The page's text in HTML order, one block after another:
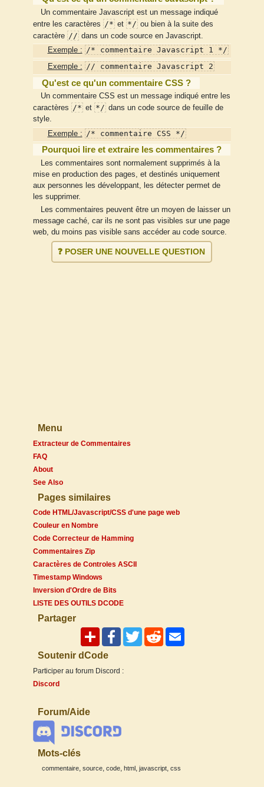
Un commentaire Javascript est un message indiqué
entre les caractères
/* et */ ou bien à la suite des
caractère // dans un code source en Javascript.
Exemple :
/* commentaire Javascript 1 */
Exemple : // commentaire Javascript 2
Qu'est ce qu'un commentaire CSS ?
Un commentaire CSS est un message indiqué entre les
caractères /* et */ dans un code source de feuille de
style.
Exemple :
/* commentaire CSS */
Pourquoi lire et extraire les commentaires ?
Les commentaires sont normalement supprimés à la
mise en production des pages, et destinés uniquement
aux personnes les développant, les détecter permet de
les supprimer.
Les commentaires peuvent être un moyen de laisser un
message caché, car ils ne sont pas visibles sur une page
web, du moins pas visible sans accéder au code source.
❓ POSER UNE NOUVELLE QUESTION
Menu
Extracteur de Commentaires
FAQ
About
See Also
Pages similaires
Code HTML/Javascript/CSS d'une page web
Couleur en Nombre
Code Correcteur de Hamming
Commentaires Zip
Caractères de Controles ASCII
Timestamp Windows
Inversion d'Ordre de Bits
LISTE DES OUTILS DCODE
Partager
Soutenir dCode
Participer au forum Discord :
Discord
Forum/Aide
Mots-clés
commentaire, source, code, html , javascript, css